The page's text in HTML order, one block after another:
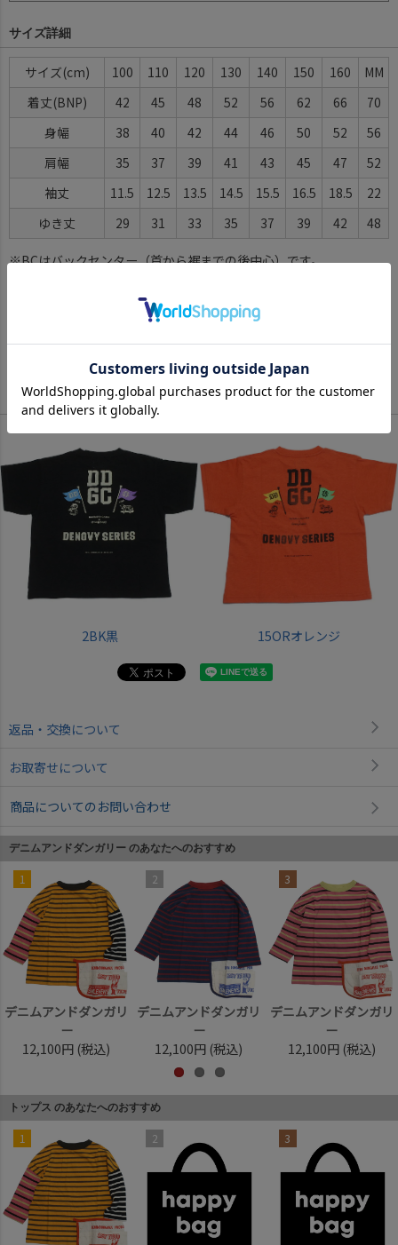
サイズ詳細
サイズ 100 110 120 130 140 150 160
MM
着丈(BNP)
42 45 48 52 56 62 66
70
身幅
38 40 42 44 46 50 52
56
肩幅
35 37 39 41 43 45 47
52
袖丈
11.5 12.5 13.5 14.5 15.5 16.5 18.5
22
ゆき丈
29 31 33 35 37 39 42 48
※BCはバックセンター（首から裾までの後中心）です。
サイズ詳細について
Color
2BK黒 15ORオレンジ
返品・交換について
お取寄せについて
商品についてのお問い合わせ
デニムアンドダンガリー のあなたへのおすすめ
1
デニムアンドダンガリ
ー
12,100円 (税込)
2
デニムアンドダンガリ
ー
12,100円 (税込)
3
デニムアンドダンガリ
ー
12,100円 (税込)
トップス のあなたへのおすすめ
1 2 3